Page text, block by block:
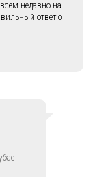
недавно на
ответ о